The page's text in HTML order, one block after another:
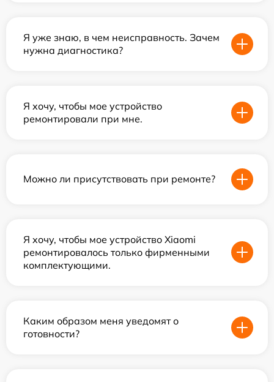
Я уже знаю, в чем неисправность. Зачем
нужна диагностика?
Я хочу, чтобы мое устройство
ремонтировали при мне.
Можно ли присутствовать при ремонте?
Я хочу, чтобы мое устройство Xiaomi
ремонтировалось только фирменными
комплектующими.
Каким образом меня уведомят о
готовности?